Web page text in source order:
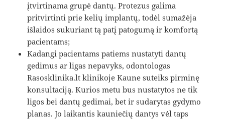
įtvirtinama grupė dantų. Protezus galima
pritvirtinti prie kelių implantų, todėl sumažėja
išlaidos sukuriant tą patį patogumą ir komfortą
pacientams;
Kadangi pacientams patiems nustatyti dantų
gedimus ar ligas nepavyks, odontologas
Rasosklinika.lt klinikoje Kaune suteiks pirminę
konsultaciją. Kurios metu bus nustatytos ne tik
ligos bei dantų gedimai, bet ir sudarytas gydymo
planas. Jo laikantis kauniečių dantys vėl taps